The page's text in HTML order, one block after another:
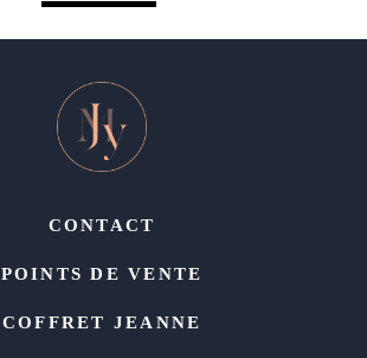
CONTACT
POINTS DE VENTE
COFFRET JEANNE